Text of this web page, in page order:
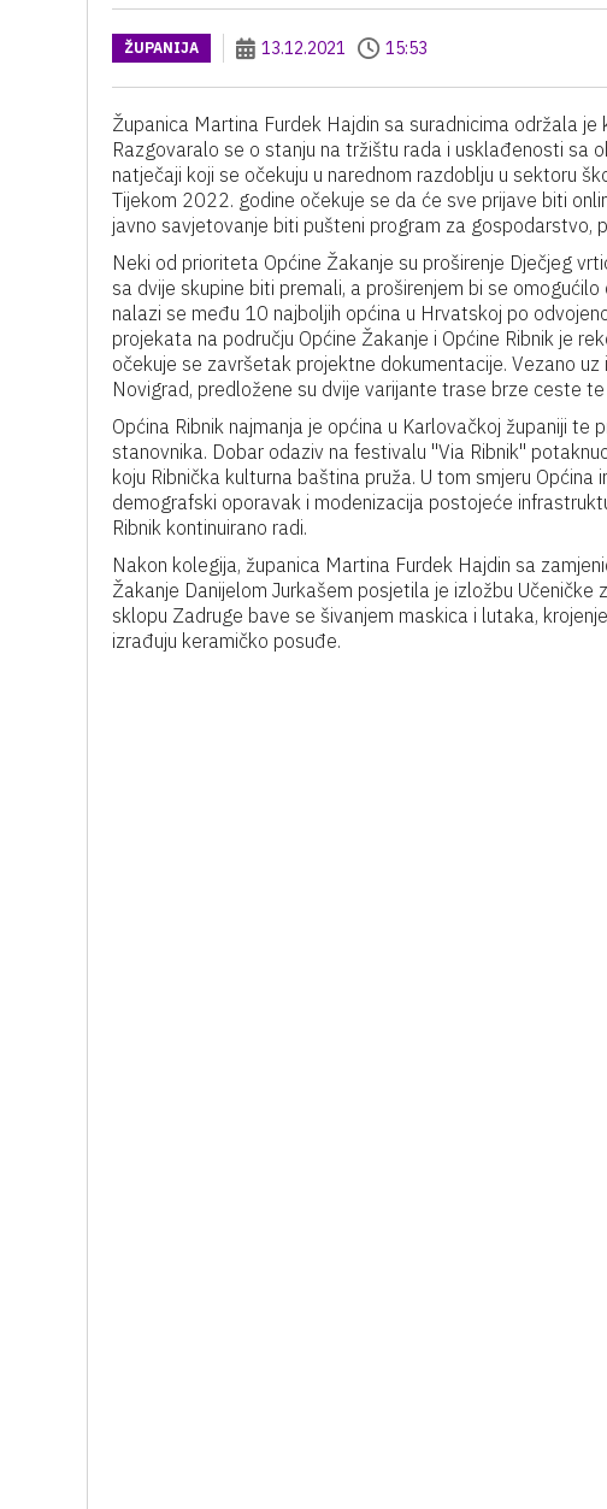
ŽUPANIJA 13.12.2021 15:53
Županica Martina Furdek Hajdin sa suradnicima održala je
Razgovaralo se o stanju na tržištu rada i usklađenosti sa
natječaji koji se očekuju u narednom razdoblju u sektoru
Tijekom 2022. godine očekuje se da će sve prijave biti
javno savjetovanje biti pušteni program za gospodarstvo,
Neki od prioriteta Općine Žakanje su proširenje Dječjeg
sa dvije skupine biti premali, a proširenjem bi se
nalazi se među 10 najboljih općina u Hrvatskoj po
projekata na području Općine Žakanje i Općine Ribnik je
očekuje se završetak projektne dokumentacije. Vezano
Novigrad, predložene su dvije varijante trase brze ceste
Općina Ribnik najmanja je općina u Karlovačkoj županiji
stanovnika. Dobar odaziv na festivalu "Via Ribnik"
koju Ribnička kulturna baština pruža. U tom smjeru
demografski oporavak i modenizacija postojeće
Ribnik kontinuirano radi.
Nakon kolegija, županica Martina Furdek Hajdin sa
Žakanje Danijelom Jurkašem posjetila je izložbu Učeničke
sklopu Zadruge bave se šivanjem maskica i lutaka,
izrađuju keramičko posuđe.